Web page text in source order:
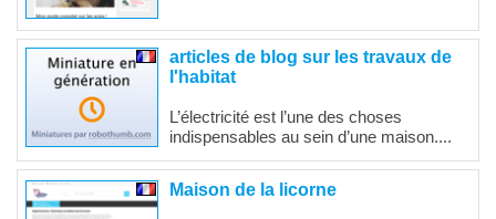
articles de blog sur les travaux de
l'habitat
L’électricité est l’une des choses
indispensables au sein d’une maison....
Maison de la licorne